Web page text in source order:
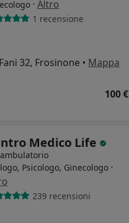
· Altro
1 recensione
32, Frosinone • Mappa
100 €
Medico Life
Psicologo, Ginecologo ·
239 recensioni